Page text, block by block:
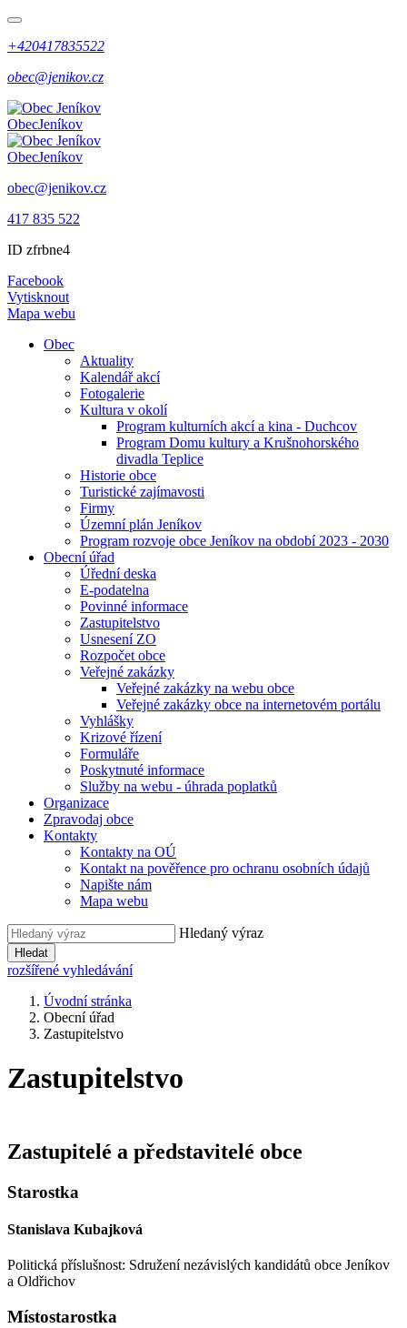
+420417835522
obec@jenikov.cz
ObecJeníkov
ObecJeníkov
obec@jenikov.cz
417 835 522
ID zfrbne4
Facebook
Vytisknout
Mapa webu
Obec
Aktuality
Kalendář akcí
Fotogalerie
Kultura v okolí
Program kulturních akcí a kina - Duchcov
Program Domu kultury a Krušnohorského
divadla Teplice
Historie obce
Turistické zajímavosti
Firmy
Územní plán Jeníkov
Program rozvoje obce Jeníkov na období 2023 - 2030
Obecní úřad
Úřední deska
E-podatelna
Povinné informace
Zastupitelstvo
Usnesení ZO
Rozpočet obce
Veřejné zakázky
Veřejné zakázky na webu obce
Veřejné zakázky obce na internetovém portálu
Vyhlášky
Krizové řízení
Formuláře
Poskytnuté informace
Služby na webu - úhrada poplatků
Organizace
Zpravodaj obce
Kontakty
Kontakty na OÚ
Kontakt na pověřence pro ochranu osobních údajů
Napište nám
Mapa webu
Hledaný výraz
Hledat
rozšířené vyhledávání
Úvodní stránka
Obecní úřad
Zastupitelstvo
Zastupitelstvo
Zastupitelé a představitelé obce
Starostka
Stanislava Kubajková
Politická příslušnost: Sdružení nezávislých kandidátů obce Jeníkov
a Oldřichov
Místostarostka